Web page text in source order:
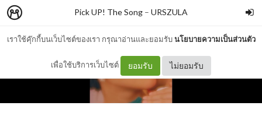
เราใช้คุ๊กกี้บนเว็บไซต์ของเรา กรุณาอ่านและยอมรับนโยบายความเป็นส่วนตัว
เพื่อใช้บริการเว็บไซต์ ยอมรับ ไม่ยอมรับ
Pick UP! The Song – URSZULA